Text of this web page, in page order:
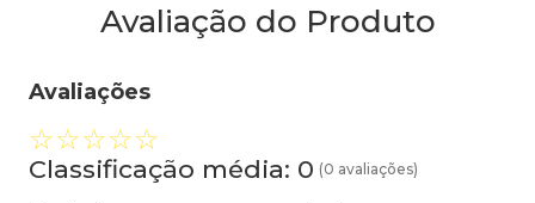
Avaliação do Produto
Avaliações
☆☆☆☆☆
Classificação média: 0 (0 avaliações)